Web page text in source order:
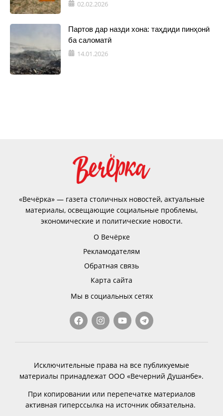
02.02.2026
Партов дар назди хона: таҳдиди пинҳонӣ
ба саломатӣ
14.01.2026
«Вечёрка» — газета столичных новостей, актуальные
материалы, освещающие социальные проблемы,
экономические и политические новости.
О Вечёрке
Рекламодателям
Обратная связь
Карта сайта
Мы в социальных сетях
Исключительные права на все публикуемые
материалы принадлежат ООО «Вечерний Душанбе».
При копировании или перепечатке материалов
активная гиперссылка на источник обязательна.